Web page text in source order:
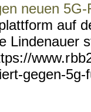
neuen
auf
Lindenauer
www.r
gegen-5g-